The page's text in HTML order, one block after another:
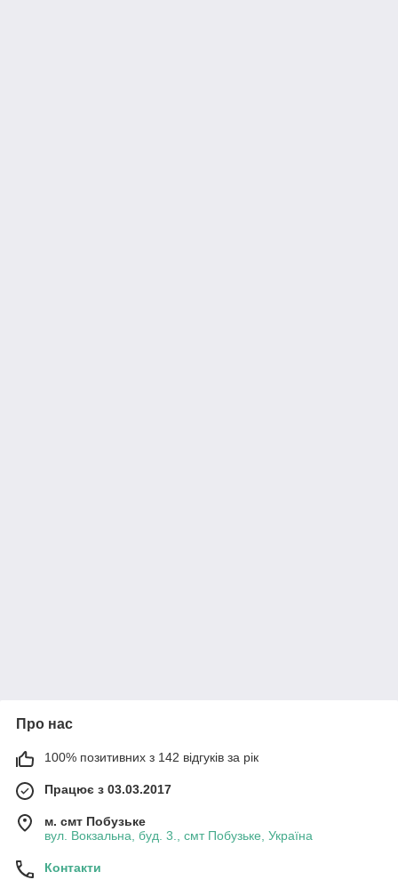
Про нас
100% позитивних з 142 відгуків за рік
Працює з 03.03.2017
м. смт Побузьке
вул. Вокзальна, буд. 3., смт Побузьке, Україна
Контакти